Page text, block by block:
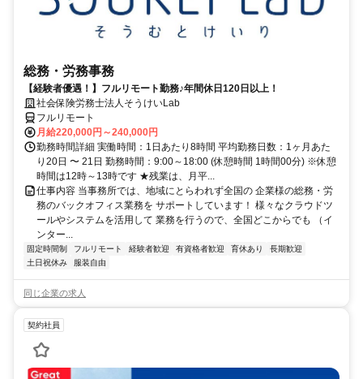
総務・労務事務
【経験者優遇！】フルリモート勤務♪年間休日120日以上！
社会保険労務士法人そうけいLab
フルリモート
月給220,000円～240,000円
勤務時間詳細 実働時間：1日あたり8時間 平均勤務日数：1ヶ月あた
り20日 〜 21日 勤務時間：9:00～18:00 (休憩時間 1時間00分) ※休憩
時間は12時～13時です ★残業は、月平...
仕事内容 当事務所では、地域にとらわれず全国の 企業様の総務・労
務のバックオフィス業務を サポートしています！ 様々なクラウドツ
ールやシステムを活用して 業務を行うので、全国どこからでも （イ
ンター...
固定時間制 フルリモート 経験者歓迎 有資格者歓迎 育休あり
長期歓迎
土日祝休み
服装自由
同じ企業の求人
契約社員